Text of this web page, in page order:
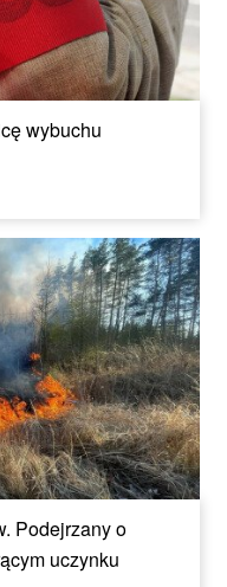
wybuchu
Podejrzany o
uczynku